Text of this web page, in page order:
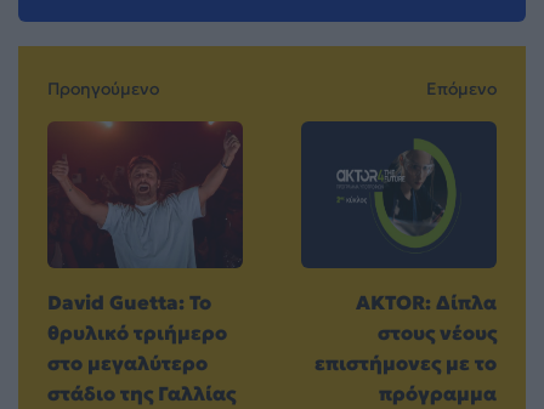
Προηγούμενο
David Guetta: Το
θρυλικό τριήμερο
στο μεγαλύτερο
στάδιο της Γαλλίας
Επόμενο
AKTOR: Δίπλα
στους νέους
επιστήμονες με το
πρόγραμμα